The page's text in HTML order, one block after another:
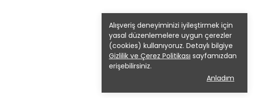
Alışveriş deneyiminizi iyileştirmek için
yasal düzenlemelere uygun çerezler
(cookies) kullanıyoruz. Detaylı bilgiye
Gizlilik ve Çerez Politikası sayfamızdan
erişebilirsiniz.
Anladım